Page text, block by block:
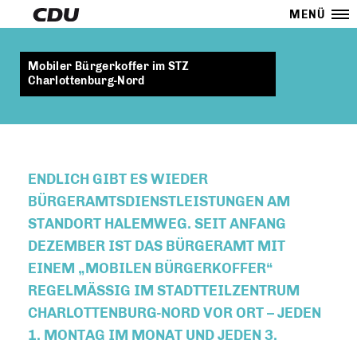
MENÜ
Mobiler Bürgerkoffer im STZ
Charlottenburg-Nord
ENDLICH GIBT ES WIEDER
BÜRGERAMTSDIENSTLEISTUNGEN AM
STANDORT HALEMWEG. SEIT ANFANG
DEZEMBER IST DAS BÜRGERAMT MIT
EINEM „MOBILEN BÜRGERKOFFER“
REGELMÄSSIG IM STADTTEILZENTRUM C
HARLOTTENBURG-NORD VOR ORT – JEDEN 1
. MONTAG IM MONAT UND JEDEN 3. D